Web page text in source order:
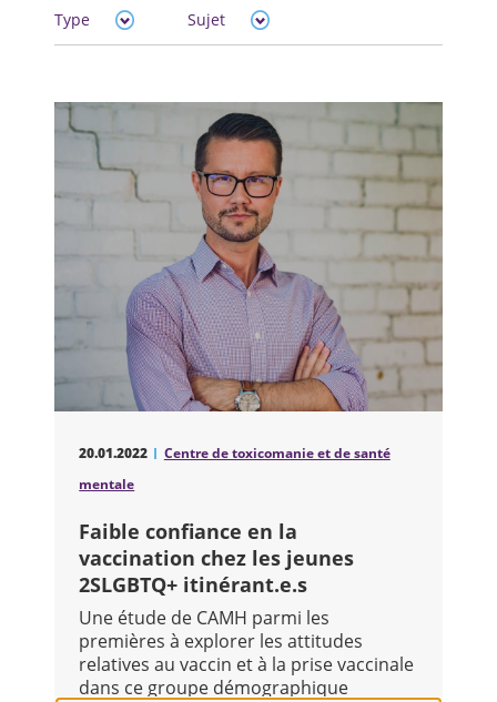
Type Sujet
20.01.2022
Centre de toxicomanie et de santé
mentale
Faible confiance en la
vaccination chez les jeunes
2SLGBTQ+ itinérant.e.s
Une étude de CAMH parmi les
premières à explorer les attitudes
relatives au vaccin et à la prise vaccinale
dans ce groupe démographique